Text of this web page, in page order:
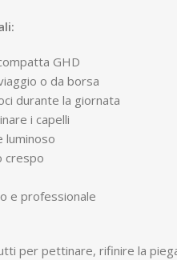
GHD
o da borsa
durante la giornata
i capelli
luminoso
crespo
e professionale
per pettinare, rifinire la